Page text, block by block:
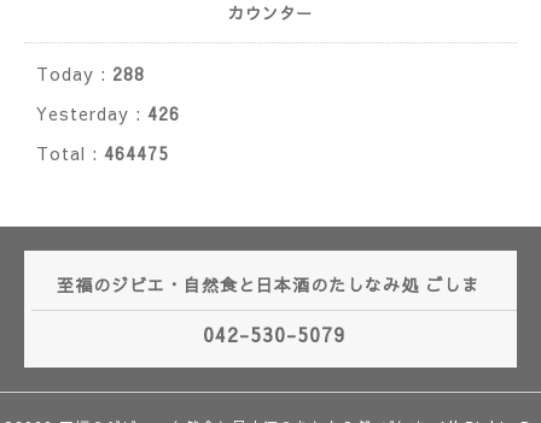
カウンター
Today : 288
Yesterday : 426
Total : 464475
至福のジビエ・自然食と日本酒のたしなみ処 ごしま
042-530-5079